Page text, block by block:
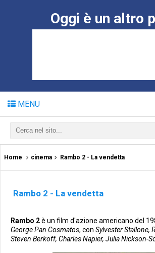
Oggi è un altro
MENU
Home cinema Rambo 2 - La vendetta
Rambo 2 - La vendetta
Rambo 2è un film d'azione americano del
George Pan Cosmatos, con Sylvester Stallone,
Steven Berkoff, Charles Napier, Julia Nickson-